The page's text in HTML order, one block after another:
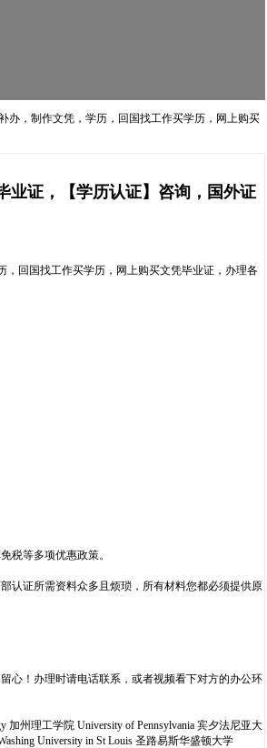
办，制作文凭，学历，回国找工作买学历，网上购买
业证，【学历认证】咨询，国外证
，回国找工作买学历，网上购买文凭毕业证，办理各
税等多项优惠政策。
认证所需资料众多且烦琐，所有材料您都必须提供原
心！办理时请电话联系，或者视频看下对方的办公环
加州理工学院 University of Pennsylvania 宾夕法尼亚大
University in St Louis 圣路易斯华盛顿大学